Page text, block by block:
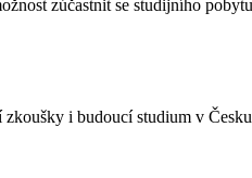
zúčastnit se studijního
i budoucí studium v